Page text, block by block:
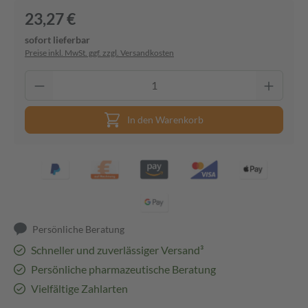
23,27 €
sofort lieferbar
Preise inkl. MwSt. ggf. zzgl. Versandkosten
In den Warenkorb
Persönliche Beratung
Schneller und zuverlässiger Versand³
Persönliche pharmazeutische Beratung
Vielfältige Zahlarten